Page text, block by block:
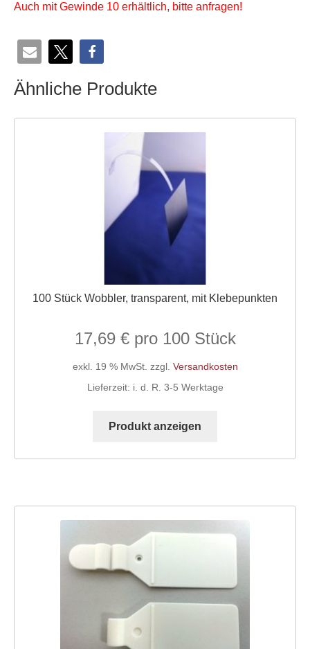
Auch mit Gewinde 10 erhältlich, bitte anfragen!
Ähnliche Produkte
100 Stück Wobbler, transparent, mit Klebepunkten
17,69 €
exkl. 19 % MwSt. zzgl. Versandkosten
Lieferzeit: i. d. R. 3-5 Werktage
Produkt anzeigen